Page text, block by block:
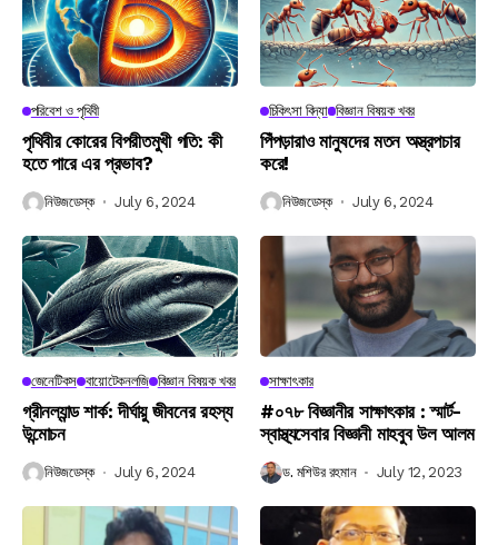
পরিবেশ ও পৃথিবী
পৃথিবীর কোরের বিপরীতমুখী গতি: কী
হতে পারে এর প্রভাব?
নিউজডেস্ক July 6, 2024
চিকিৎসা বিদ্যা বিজ্ঞান বিষয়ক খবর
পিঁপড়ারাও মানুষদের মতন অস্ত্রপচার
করে!
নিউজডেস্ক July 6, 2024
জেনেটিকস বায়োটেকনলজি বিজ্ঞান বিষয়ক খবর
গ্রীনল্যান্ড শার্ক: দীর্ঘায়ু জীবনের রহস্য
উন্মোচন
নিউজডেস্ক July 6, 2024
সাক্ষাৎকার
#০৭৮ বিজ্ঞানীর সাক্ষাৎকার : স্মার্ট-
স্বাস্থ্যসেবার বিজ্ঞানী মাহবুব উল আলম
ড. মশিউর রহমান July 12, 2023